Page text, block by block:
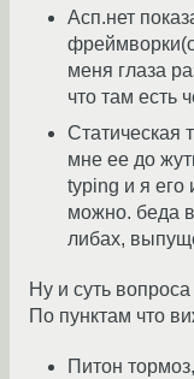
Асп.нет
меня глаза
что там есть
Статическая
мне ее до
typing и я его
можно. беда
либах,
Ну и суть
По пунктам что
Питон